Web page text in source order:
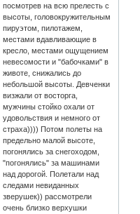
посмотрев на всю прелесть с
высоты, головокружительным
пируэтом, пилотажем,
местами вдавливающие в
кресло, местами ощущением
невесомости и "бабочками" в
животе, снижались до
небольшой высоты. Девченки
визжали от восторга,
мужчины стойко охали от
удовольствия и немного от
страха)))) Потом полеты на
предельно малой высоте,
погонялись за снегоходом,
"погонялись" за машинами
над дорогой. Полетали над
следами невиданных
зверушек)) рассмотрели
очень близко верхушки